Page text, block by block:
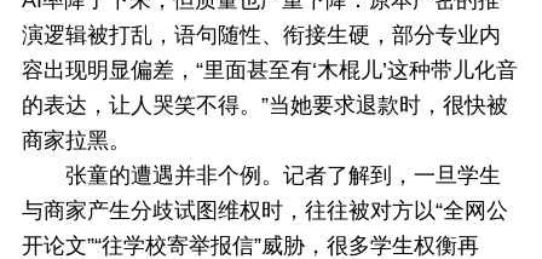
演逻辑被打乱，语句随性、衔接生硬，部分专业内
容出现明显偏差，“里面甚至有‘木棍儿’这种带儿化音
的表达，让人哭笑不得。”当她要求退款时，很快被
商家拉黑。
张童的遭遇并非个例。记者了解到，一旦学生
与商家产生分歧试图维权时，往往被对方以“全网公
开论文”“往学校寄举报信”威胁，很多学生权衡再